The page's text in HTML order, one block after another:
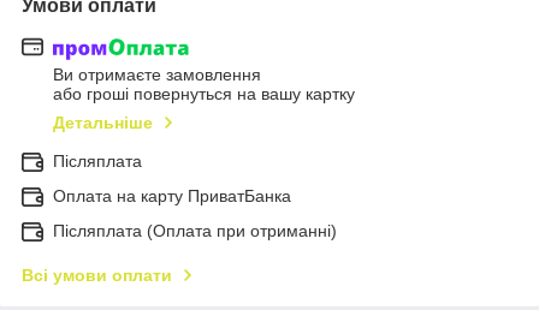
Умови оплати
Ви отримаєте замовлення
або гроші повернуться на вашу картку
Детальніше
Післяплата
Оплата на карту ПриватБанка
Післяплата (Оплата при отриманні)
Всі умови оплати